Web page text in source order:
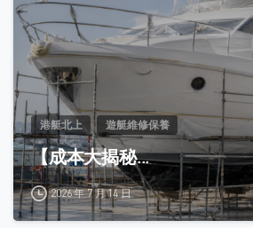
港艇北上 遊艇維修保養
【成本大揭秘...
2026 年 7 月 14 日